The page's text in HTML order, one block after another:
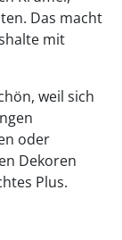
Das macht
mit
weil sich
oder
Dekoren
Plus.